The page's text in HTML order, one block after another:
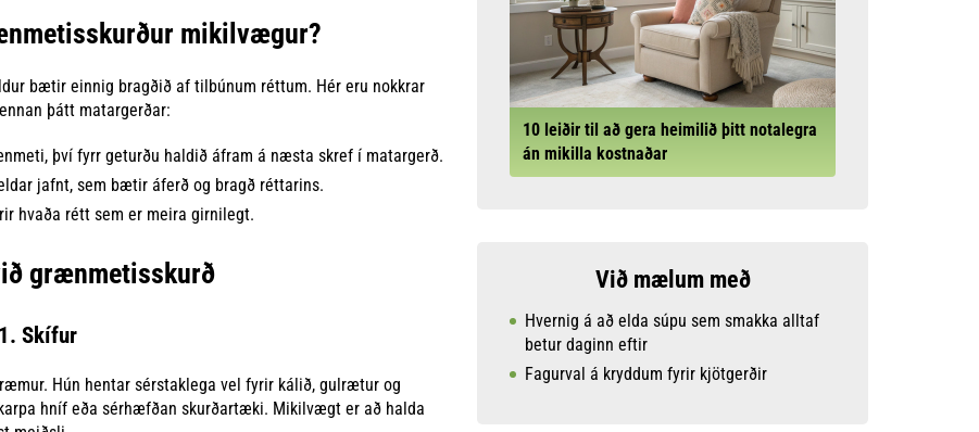
mikilvægur?
bætir einnig bragðið af tilbúnum réttum. Hér eru nokkrar
þátt matargerðar:
því fyrr geturðu haldið áfram á næsta skref í matargerð.
jafnt, sem bætir áferð og bragð réttarins.
hvaða rétt sem er meira girnilegt.
grænmetisskurð
1. Skífur
Hún hentar sérstaklega vel fyrir kálið, gulrætur og
hníf eða sérhæfðan skurðartæki. Mikilvægt er að halda
10 leiðir til að gera heimilið þitt notalegra
án mikilla kostnaðar
Við mælum með
Hvernig á að elda súpu sem smakka alltaf
betur daginn eftir
Fagurval á kryddum fyrir kjötgerðir